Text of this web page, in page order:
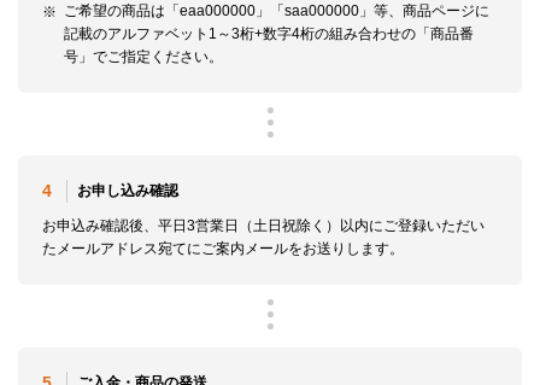
ご希望の商品は「eaa000000」「saa000000」等、商品ページに
記載のアルファベット1～3桁+数字4桁の組み合わせの「商品番
号」でご指定ください。
4 お申し込み確認
お申込み確認後、平日3営業日（土日祝除く）以内にご登録いただい
たメールアドレス宛てにご案内メールをお送りします。